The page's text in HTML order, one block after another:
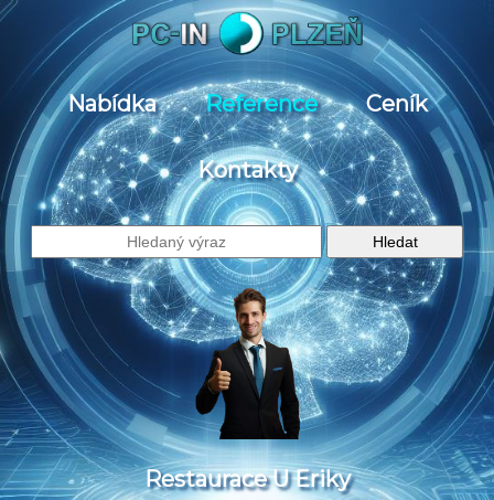
Nabídka Reference Ceník
Kontakty
Restaurace U Eriky